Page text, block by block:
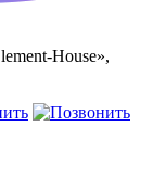
House»,